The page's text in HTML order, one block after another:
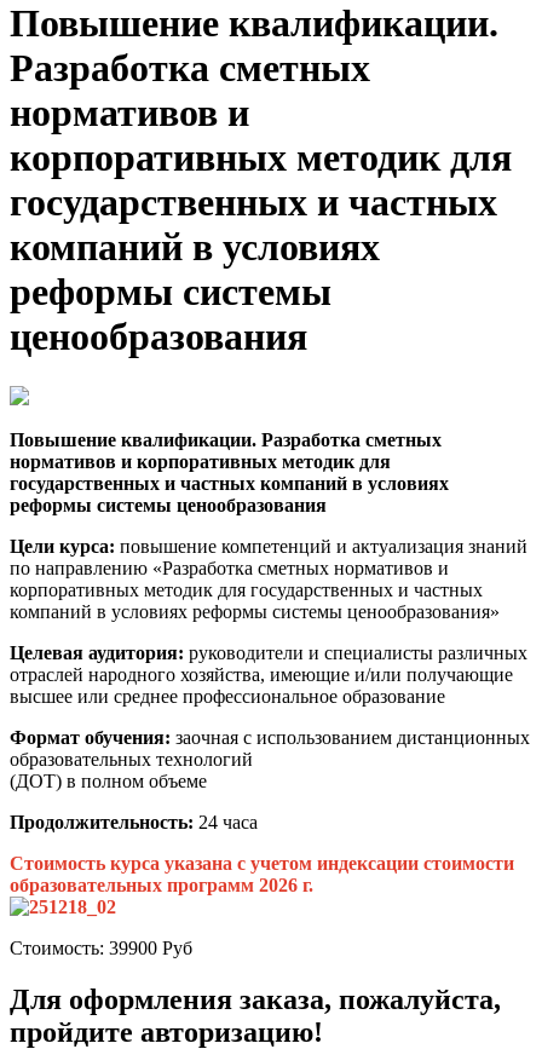
Повышение квалификации.
Разработка сметных
нормативов и
корпоративных методик для
государственных и частных
компаний в условиях
реформы системы
ценообразования
Повышение квалификации. Разработка сметных
нормативов и корпоративных методик для
государственных и частных компаний в условиях
реформы системы ценообразования
Цели курса: повышение компетенций и актуализация знаний
по направлению «Разработка сметных нормативов и
корпоративных методик для государственных и частных
компаний в условиях реформы системы ценообразования»
Целевая аудитория: руководители и специалисты различных
отраслей народного хозяйства, имеющие и/или получающие
высшее или среднее профессиональное образование
Формат обучения: заочная с использованием дистанционных
образовательных технологий
(ДОТ) в полном объеме
Продолжительность: 24 часа
Стоимость курса указана с учетом индексации стоимости
образовательных программ 2026 г.
Стоимость: 39900 Руб
Для оформления заказа, пожалуйста,
пройдите авторизацию!